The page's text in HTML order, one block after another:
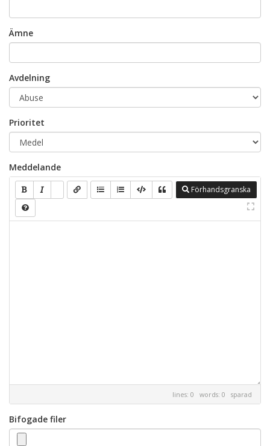
Ämne
Avdelning
Prioritet
Meddelande
Förhandsgranska
lines: 0 words: 0 sparad
Bifogade filer